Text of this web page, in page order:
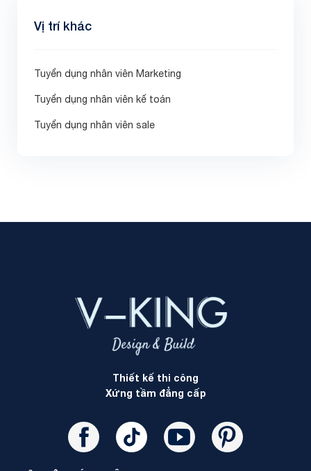
Vị trí khác
Tuyển dụng nhân viên Marketing
Tuyển dụng nhân viên kế toán
Tuyển dụng nhân viên sale
Thiết kế thi công
Xứng tầm đẳng cấp